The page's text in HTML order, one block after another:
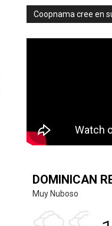
Coopnama cree en
DOMINICAN
Muy Nuboso